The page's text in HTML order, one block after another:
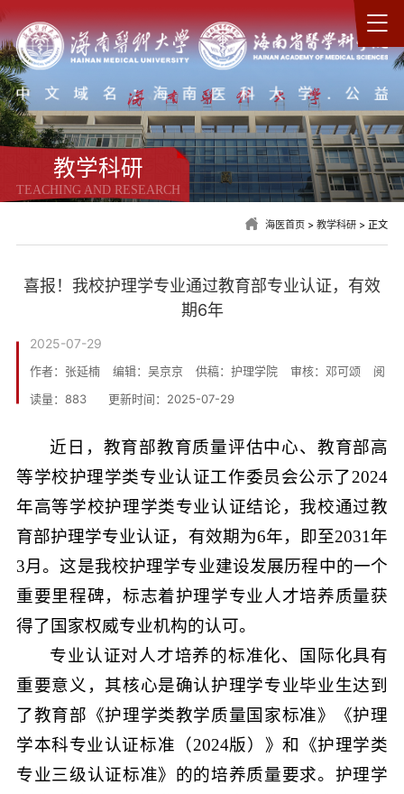
教学科研
TEACHING AND RESEARCH
海医首页 >教学科研 > 正文
喜报！我校护理学专业通过教育部专业认证，有效
期6年
2025-07-29
作者：张延楠 编辑：吴京京 供稿：护理学院 审核：邓可颂
阅
读量： 883 更新时间：2025-07-29
近日，教育部教育质量评估中心、教育部高
等学校护理学类专业认证工作委员会公示了2024
年高等学校护理学类专业认证结论，我校通过教
育部护理学专业认证，有效期为6年，即至2031年
3月。这是我校护理学专业建设发展历程中的一个
重要里程碑，标志着护理学专业人才培养质量获
得了国家权威专业机构的认可。
专业认证对人才培养的标准化、国际化具有
重要意义，其核心是确认护理学专业毕业生达到
了教育部《护理学类教学质量国家标准》《护理
学本科专业认证标准（2024版）》和《护理学类
专业三级认证标准》的的培养质量要求。护理学